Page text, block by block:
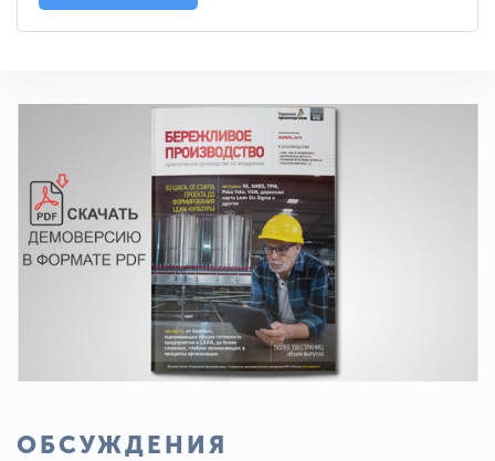
ОБСУЖДЕНИЯ